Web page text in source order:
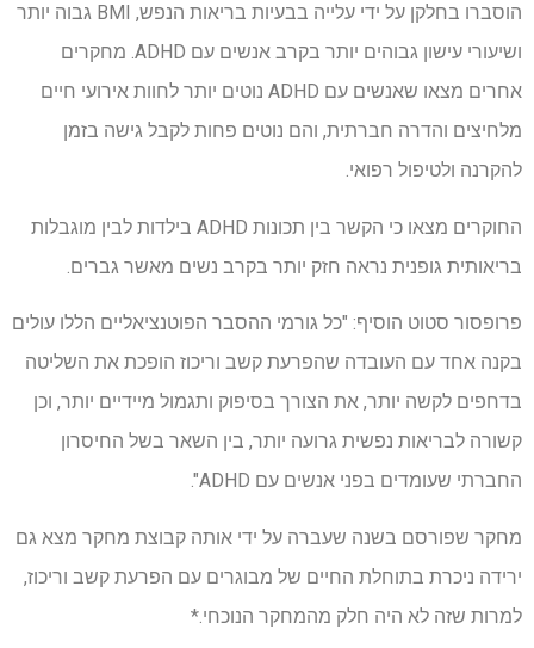
הוסברו בחלקן על ידי עלייה בבעיות בריאות הנפש, BMI גבוה יותר
ושיעורי עישון גבוהים יותר בקרב אנשים עם ADHD. מחקרים
אחרים מצאו שאנשים עם ADHD נוטים יותר לחוות אירועי חיים
מלחיצים והדרה חברתית, והם נוטים פחות לקבל גישה בזמן
להקרנה ולטיפול רפואי.
החוקרים מצאו כי הקשר בין תכונות ADHD בילדות לבין מוגבלות
בריאותית גופנית נראה חזק יותר בקרב נשים מאשר גברים.
פרופסור סטוט הוסיף: "כל גורמי ההסבר הפוטנציאליים הללו עולים
בקנה אחד עם העובדה שהפרעת קשב וריכוז הופכת את השליטה
בדחפים לקשה יותר, את הצורך בסיפוק ותגמול מיידיים יותר, וכן
קשורה לבריאות נפשית גרועה יותר, בין השאר בשל החיסרון
החברתי שעומדים בפני אנשים עם ADHD".
מחקר שפורסם בשנה שעברה על ידי אותה קבוצת מחקר מצא גם
ירידה ניכרת בתוחלת החיים של מבוגרים עם הפרעת קשב וריכוז,
למרות שזה לא היה חלק מהמחקר הנוכחי.*